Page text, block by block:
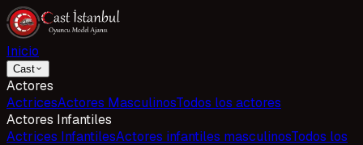
Inicio
Cast
Actores
ActricesActores MasculinosTodos los actores
Actores Infantiles
Actrices InfantilesActores infantiles masculinosTodos los